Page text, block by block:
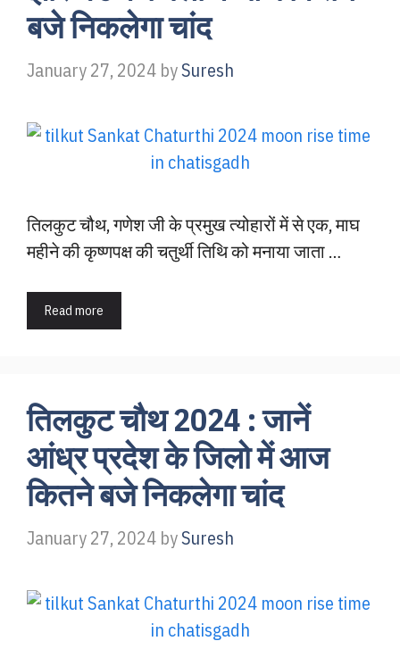
बजे निकलेगा चांद
January 27, 2024 bySuresh
तिलकुट चौथ, गणेश जी के प्रमुख त्योहारों में से एक, माघ
महीने की कृष्णपक्ष की चतुर्थी तिथि को मनाया जाता …
Read more
तिलकुट चौथ 2024 : जानें
आंध्र प्रदेश के जिलो में आज
कितने बजे निकलेगा चांद
January 27, 2024 bySuresh